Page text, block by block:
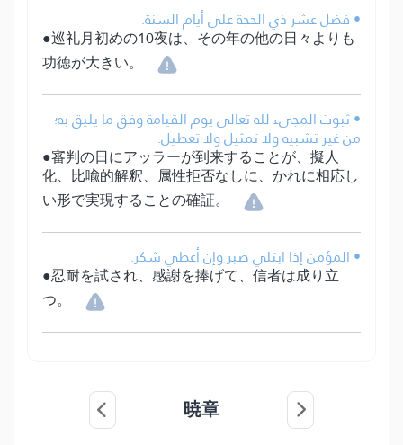
• فضل عشر ذي الحجة على أيام السنة.
●巡礼月初めの10夜は、その年の他の日々よりも
功徳が大きい。
• ثبوت المجيء لله تعالى يوم القيامة وفق ما يليق به؛
من غير تشبيه ولا تمثيل ولا تعطيل.
●審判の日にアッラーが到来することが、擬人
化、比喩的解釈、属性拒否なしに、かれに相応し
い形で実現することの確証。
• المؤمن إذا ابتلي صبر وإن أعطي شكر.
●忍耐を試され、感謝を捧げて、信者は成り立
つ。
暁章